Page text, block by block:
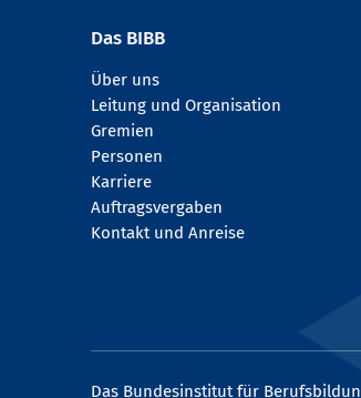
Das BIBB
Über uns
Leitung und Organisation
Gremien
Personen
Karriere
Auftragsvergaben
Kontakt und Anreise
Das Bundesinstitut für